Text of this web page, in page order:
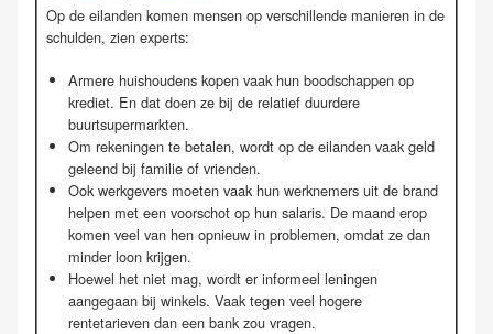
Op de eilanden komen mensen op verschillende manieren in de
schulden, zien experts:
Armere huishoudens kopen vaak hun boodschappen op
krediet. En dat doen ze bij de relatief duurdere
buurtsupermarkten.
Om rekeningen te betalen, wordt op de eilanden vaak geld
geleend bij familie of vrienden.
Ook werkgevers moeten vaak hun werknemers uit de brand
helpen met een voorschot op hun salaris. De maand erop
komen veel van hen opnieuw in problemen, omdat ze dan
minder loon krijgen.
Hoewel het niet mag, wordt er informeel leningen
aangegaan bij winkels. Vaak tegen veel hogere
rentetarieven dan een bank zou vragen.